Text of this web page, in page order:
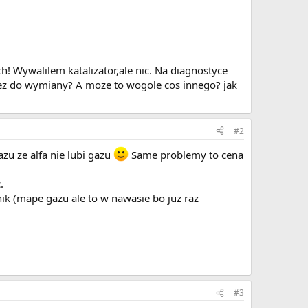
Wywalilem katalizator,ale nic. Na diagnostyce
do wymiany? A moze to wogole cos innego? jak
#2
ze alfa nie lubi gazu Same problemy to cena
(mape gazu ale to w nawasie bo juz raz
#3